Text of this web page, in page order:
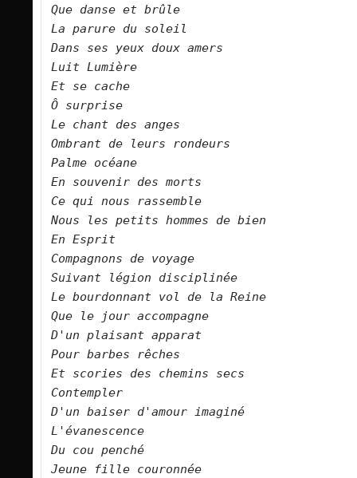
Que danse et brûle
La parure du soleil
Dans ses yeux doux amers
Luit Lumière
Et se cache
Ô surprise
Le chant des anges
Ombrant de leurs rondeurs
Palme océane
En souvenir des morts
Ce qui nous rassemble
Nous les petits hommes de bien
En Esprit
Compagnons de voyage
Suivant légion disciplinée
Le bourdonnant vol de la Reine
Que le jour accompagne
D'un plaisant apparat
Pour barbes rêches
Et scories des chemins secs
Contempler
D'un baiser d'amour imaginé
L'évanescence
Du cou penché
Jeune fille couronnée